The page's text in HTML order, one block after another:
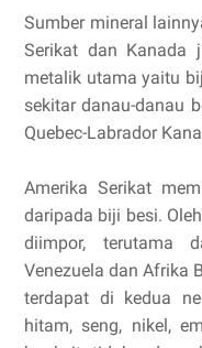
Sumber mineral
Serikat dan Kanada
metalik utama yaitu
sekitar danau-danau
Quebec-Labrador
Amerika Serikat
daripada biji besi.
diimpor, terutama
Venezuela dan Afrika
terdapat di kedua
hitam, seng, nikel,